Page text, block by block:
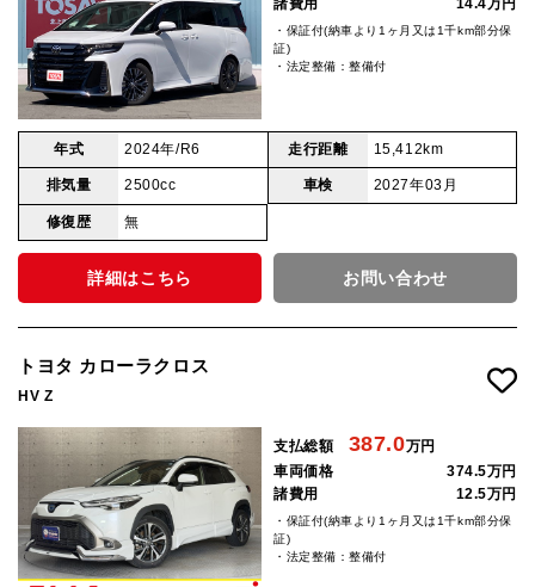
諸費用
14.4万円
・保証付(納車より1ヶ月又は1千km部分保
証)
・法定整備：整備付
年式 2024年/R6 走行距離 15,412km
排気量 2500cc 車検 2027年03月
修復歴 無
詳細はこちら お問い合わせ
トヨタ カローラクロス
HV Z
支払総額 387.0万円
車両価格
374.5万円
諸費用
12.5万円
・保証付(納車より1ヶ月又は1千km部分保
証)
・法定整備：整備付